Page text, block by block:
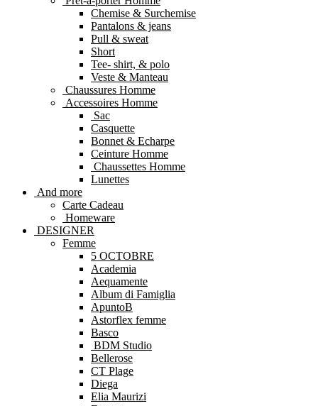
Chemise & Surchemise
Pantalons & jeans
Pull & sweat
Short
Tee- shirt, & polo
Veste & Manteau
Chaussures Homme
Accessoires Homme
Sac
Casquette
Bonnet & Echarpe
Ceinture Homme
Chaussettes Homme
Lunettes
And more
Carte Cadeau
Homeware
DESIGNER
Femme
5 OCTOBRE
Academia
Aequamente
Album di Famiglia
ApuntoB
Astorflex femme
Basco
BDM Studio
Bellerose
CT Plage
Diega
Elia Maurizi